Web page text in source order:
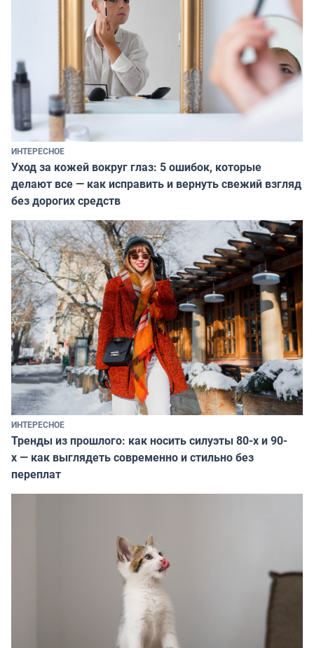
ИНТЕРЕСНОЕ
Уход за кожей вокруг глаз: 5 ошибок, которые
делают все — как исправить и вернуть свежий взгляд
без дорогих средств
ИНТЕРЕСНОЕ
Тренды из прошлого: как носить силуэты 80-х и 90-
х — как выглядеть современно и стильно без
переплат